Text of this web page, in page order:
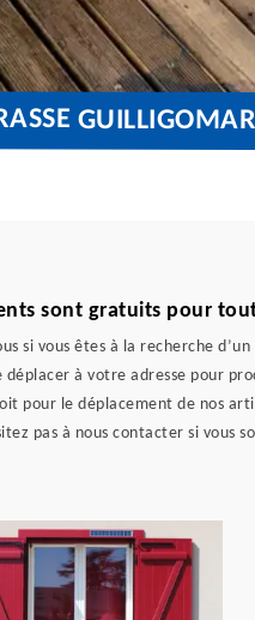
sont gratuits pour
si vous êtes à la recherche
à votre adresse pour
pour le déplacement de nos
pas à nous contacter si vous